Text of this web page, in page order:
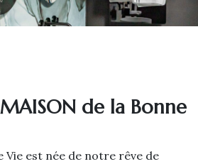
de la Bonne
Vie est née de notre rêve de